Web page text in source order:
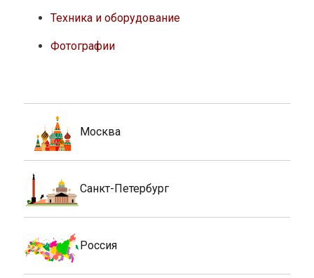
Техника и оборудование
Фотографии
Москва
Санкт-Петербург
Россия